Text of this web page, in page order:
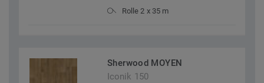
Rolle 2 x 35 m
Sherwood MOYEN
Iconik 150